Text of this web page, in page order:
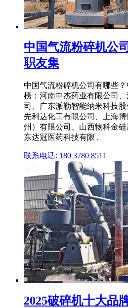
中国气流粉碎机公
职友集
中国气流粉碎机公司有哪些
榜：河南中杰药业有限公司
司、广东派勒智能纳米科技
先利达化工有限公司、上海
州）有限公司、山西物科金
东达冠医药科技有限 .
联系电话: 180 3780 8511
2025破碎机十大品